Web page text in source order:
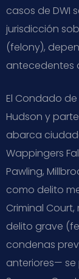
casos de DWI
jurisdicción
(felony),
antecedentes
El Condado
Hudson y
abarca
Wappingers
Pawling,
como delito
Criminal
delito grave
condenas
anteriores— se